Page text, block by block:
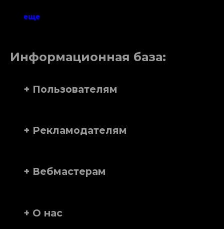
еще
Информационная база:
+ Пользователям
+ Рекламодателям
+ Вебмастерам
+ О нас